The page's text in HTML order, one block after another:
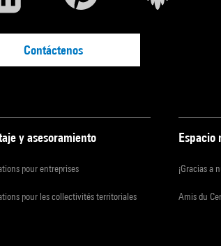
Contáctenos
y asesoramiento
pour entreprises
pour les collectivités territoriales
Espacio
¡Gracias a
Amis du